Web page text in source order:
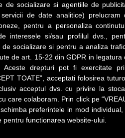
ne pe Facebook
iarul Financiar
Despre Noi
Contact
Contact
Contact
Abonamente
Redactorii BM
de presă (text, foto si/sau video),
luate în considerare în
de socializare si agentiile de
de date analitice) prelucram
pentru a personaliza
interesele si/sau profilul dvs.,
socializare si pentru a analiza
de art. 15-22 din GDPR in legatura
drepturi pot fi exercitate
TOATE”, acceptati folosirea
acceptul dvs. cu privire la
care colaboram. Prin click pe
preferintele in mod
functionarea website-ului.